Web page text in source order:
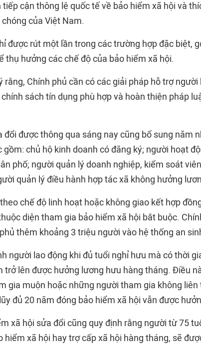
cận thông lệ quốc tế về bảo hiểm xã hội và
của Việt Nam.
được rút một lần trong các trường hợp đặc biệt,
thụ hưởng các chế độ của bảo hiểm xã hội.
rằng, Chính phủ cần có các giải pháp hỗ trợ người
sách tín dụng phù hợp và hoàn thiện pháp
đổi được thông qua sáng nay cũng bổ sung năm
gồm: chủ hộ kinh doanh có đăng ký; người hoạt
phố; người quản lý doanh nghiệp, kiểm soát
quản lý điều hành hợp tác xã không hưởng
chế độ linh hoạt hoặc không giao kết hợp
diện tham gia bảo hiểm xã hội bắt buộc.
thêm khoảng 3 triệu người vào hệ thống an
người lao động khi đủ tuổi nghỉ hưu mà có thời
trở lên được hưởng lương hưu hàng tháng. Điều
gia muộn hoặc những người tham gia không liên
đủ 20 năm đóng bảo hiểm xã hội vẫn được
xã hội sửa đổi cũng quy định rằng người từ 75
hiểm xã hội hay trợ cấp xã hội hàng tháng, sẽ